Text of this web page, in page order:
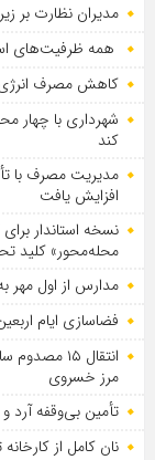
مدیران نظارت بر
همه ظرفیت‌های
کاهش مصرف انرژی
شهرداری با چهار
کند
مدیریت مصرف با
افزایش یافت
نسخه استاندار
محله‌محور» کلید
مدارس از اول
فضاسازی ایام
انتقال ۱۵
مرز خسروی
تأمین بی‌وقفه آرد
نان کامل از